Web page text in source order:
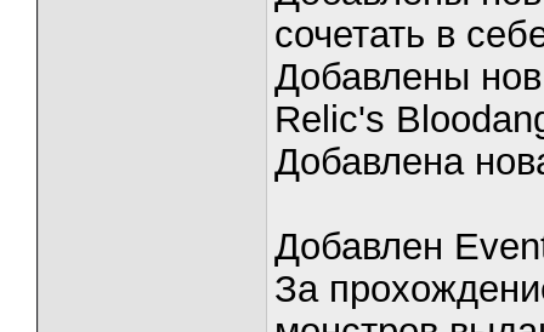
сочетать в
Добавлены
Relic's
Добавлена
Добавлен
За